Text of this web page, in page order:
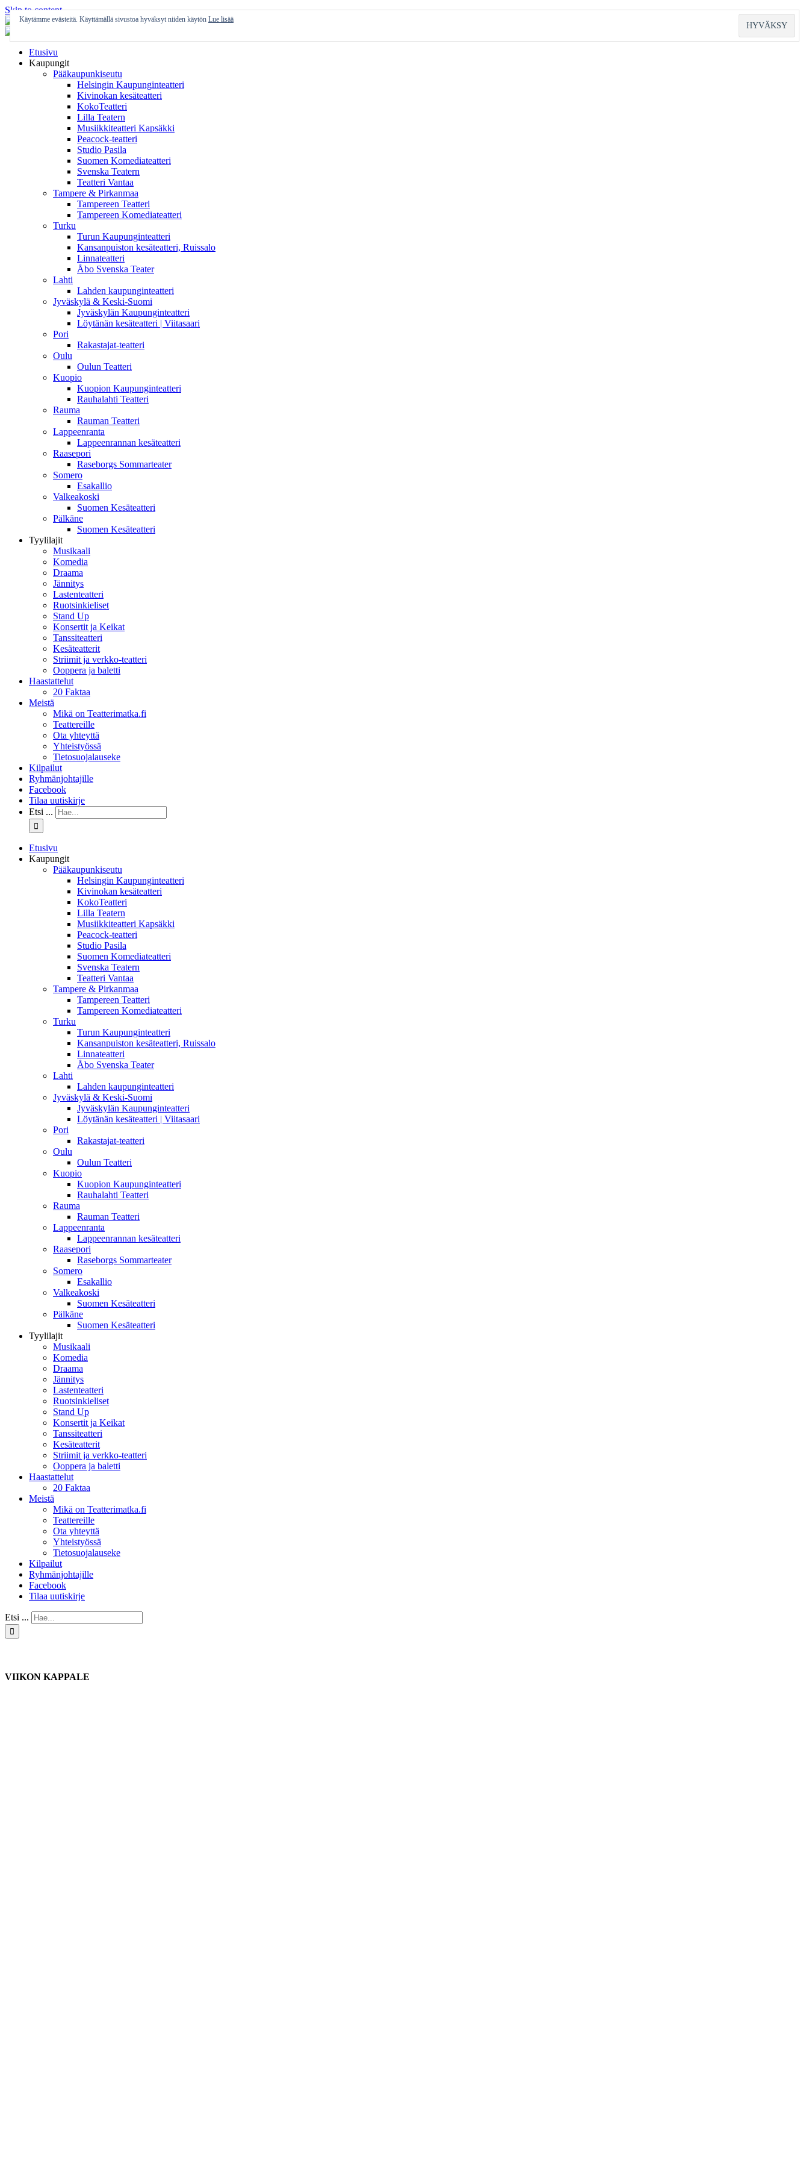
Skip to content
Etusivu
Kaupungit
Pääkaupunkiseutu
Helsingin Kaupunginteatteri
Kivinokan kesäteatteri
KokoTeatteri
Lilla Teatern
Musiikkiteatteri Kapsäkki
Peacock-teatteri
Studio Pasila
Suomen Komediateatteri
Svenska Teatern
Teatteri Vantaa
Tampere & Pirkanmaa
Tampereen Teatteri
Tampereen Komediateatteri
Turku
Turun Kaupunginteatteri
Kansanpuiston kesäteatteri, Ruissalo
Linnateatteri
Åbo Svenska Teater
Lahti
Lahden kaupunginteatteri
Jyväskylä & Keski-Suomi
Jyväskylän Kaupunginteatteri
Löytänän kesäteatteri | Viitasaari
Pori
Rakastajat-teatteri
Oulu
Oulun Teatteri
Kuopio
Kuopion Kaupunginteatteri
Rauhalahti Teatteri
Rauma
Rauman Teatteri
Lappeenranta
Lappeenrannan kesäteatteri
Raasepori
Raseborgs Sommarteater
Somero
Esakallio
Valkeakoski
Suomen Kesäteatteri
Pälkäne
Suomen Kesäteatteri
Tyylilajit
Musikaali
Komedia
Draama
Jännitys
Lastenteatteri
Ruotsinkieliset
Stand Up
Konsertit ja Keikat
Tanssiteatteri
Kesäteatterit
Striimit ja verkko-teatteri
Ooppera ja baletti
Haastattelut
20 Faktaa
Meistä
Mikä on Teatterimatka.fi
Teattereille
Ota yhteyttä
Yhteistyössä
Tietosuojalauseke
Kilpailut
Ryhmänjohtajille
Facebook
Tilaa uutiskirje
Etsi ...
Etusivu
Kaupungit
Pääkaupunkiseutu
Helsingin Kaupunginteatteri
Kivinokan kesäteatteri
KokoTeatteri
Lilla Teatern
Musiikkiteatteri Kapsäkki
Peacock-teatteri
Studio Pasila
Suomen Komediateatteri
Svenska Teatern
Teatteri Vantaa
Tampere & Pirkanmaa
Tampereen Teatteri
Tampereen Komediateatteri
Turku
Turun Kaupunginteatteri
Kansanpuiston kesäteatteri, Ruissalo
Linnateatteri
Åbo Svenska Teater
Lahti
Lahden kaupunginteatteri
Jyväskylä & Keski-Suomi
Jyväskylän Kaupunginteatteri
Löytänän kesäteatteri | Viitasaari
Pori
Rakastajat-teatteri
Oulu
Oulun Teatteri
Kuopio
Kuopion Kaupunginteatteri
Rauhalahti Teatteri
Rauma
Rauman Teatteri
Lappeenranta
Lappeenrannan kesäteatteri
Raasepori
Raseborgs Sommarteater
Somero
Esakallio
Valkeakoski
Suomen Kesäteatteri
Pälkäne
Suomen Kesäteatteri
Tyylilajit
Musikaali
Komedia
Draama
Jännitys
Lastenteatteri
Ruotsinkieliset
Stand Up
Konsertit ja Keikat
Tanssiteatteri
Kesäteatterit
Striimit ja verkko-teatteri
Ooppera ja baletti
Haastattelut
20 Faktaa
Meistä
Mikä on Teatterimatka.fi
Teattereille
Ota yhteyttä
Yhteistyössä
Tietosuojalauseke
Kilpailut
Ryhmänjohtajille
Facebook
Tilaa uutiskirje
Etsi ...
VIIKON KAPPALE
Käytämme evästeitä. Käyttämällä sivustoa hyväksyt niiden käytön Lue lisää